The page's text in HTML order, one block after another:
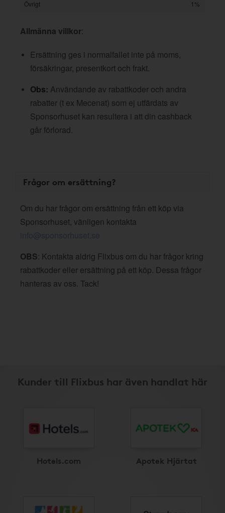
Övrigt
1%
Allmänna villkor:
Ersättning ges i normalfallet inte på moms,
försäkringar, presentkort och frakt.
Obs: Användande av rabattkoder och andra
rabatter (t ex Mecenat) som ej utfärdats av
Sponsorhuset kan resultera i att din cashback
går förlorad.
Frågor om ersättning?
Om du har frågor om ersättning från ett köp via
Sponsorhuset, vänligen kontakta
info@sponsorhuset.se
OBS: Kontakta aldrig Flixbus om du har frågor kring
rabattkoder eller ersättning på ett köp. Dessa frågor
hanteras av oss. Tack!
Kunder till Flixbus har även handlat här
Hotels.com Apotek Hjärtat